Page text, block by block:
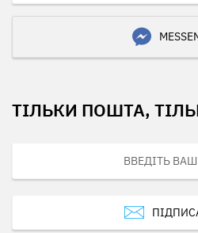
ТІЛЬКИ ПОШТА,